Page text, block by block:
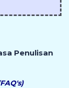
Penulisan